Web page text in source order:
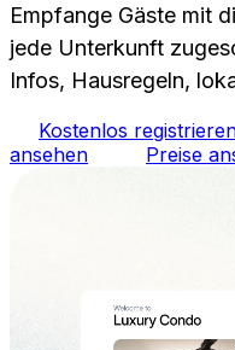
Empfange Gäste mit
jede Unterkunft
Infos, Hausregeln,
Kostenlos
ansehen
Preise